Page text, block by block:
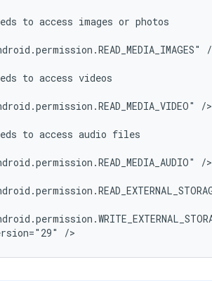
to access images or
to access
/>
to access audio
/>
/>